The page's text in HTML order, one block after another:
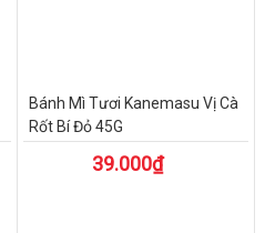
Bánh Mì Tươi Kanemasu Vị Cà
Rốt Bí Đỏ 45G
39.000₫